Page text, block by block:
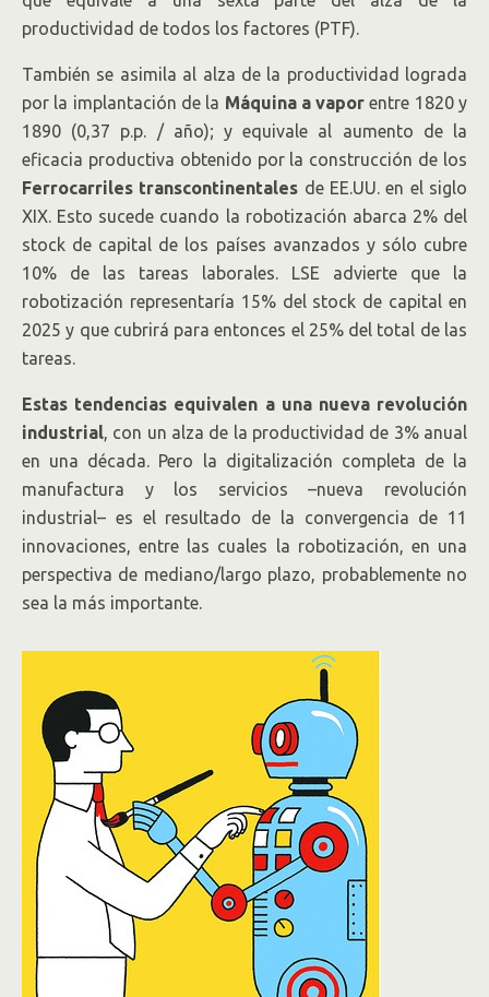
productividad de todos los factores (PTF).
También se asimila al alza de la productividad lograda
por la implantación de la Máquina a vapor entre 1820 y
1890 (0,37 p.p. / año); y equivale al aumento de la
eficacia productiva obtenido por la construcción de los
Ferrocarriles transcontinentales de EE.UU. en el siglo
XIX. Esto sucede cuando la robotización abarca 2% del
stock de capital de los países avanzados y sólo cubre
10% de las tareas laborales. LSE advierte que la
robotización representaría 15% del stock de capital en
2025 y que cubrirá para entonces el 25% del total de las
tareas.
Estas tendencias equivalen a una nueva revolución
industrial, con un alza de la productividad de 3% anual
en una década. Pero la digitalización completa de la
manufactura y los servicios –nueva revolución
industrial– es el resultado de la convergencia de 11
innovaciones, entre las cuales la robotización, en una
perspectiva de mediano/largo plazo, probablemente no
sea la más importante.